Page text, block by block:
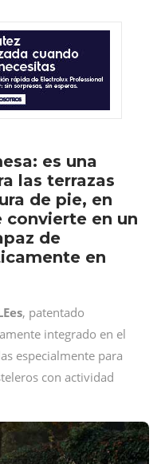
es una
las terrazas
de pie, en
convierte en un
de
en
, patentado
integrado en el
especialmente para
con actividad